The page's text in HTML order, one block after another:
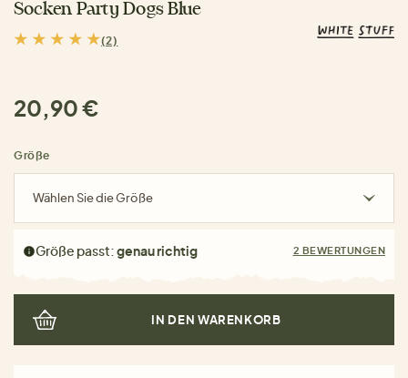
Socken Party Dogs Blue
(2)
20,90 €
Größe
Wählen Sie die Größe
Größe passt:genau richtig 2 BEWERTUNGEN
IN DEN WARENKORB